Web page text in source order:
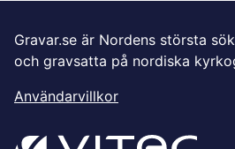
Gravar.se är Nordens största
och gravsatta på nordiska
Användarvillkor